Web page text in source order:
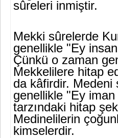
sûreleri inmiştir.
Mekki sûrelerde
genellikle "Ey
Çünkü o zaman
Mekkelilere hitap
da kâfirdir. Medeni
genellikle "Ey
tarzındaki hitap
Medinelilerin
kimselerdir.